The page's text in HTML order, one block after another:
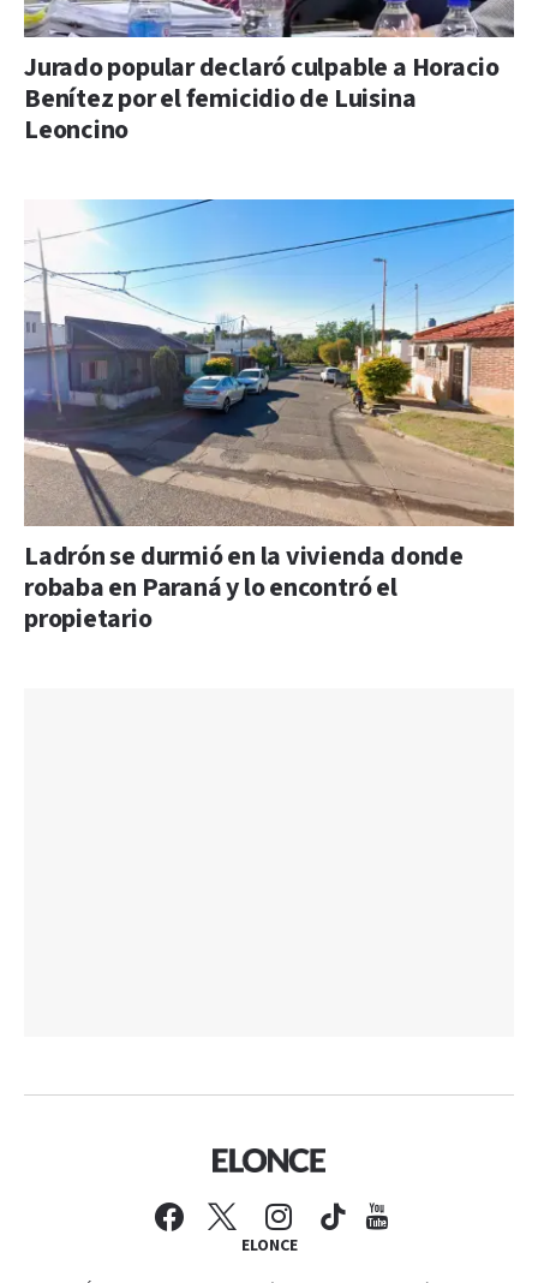
Jurado popular declaró culpable a Horacio
Benítez por el femicidio de Luisina
Leoncino
Ladrón se durmió en la vivienda donde
robaba en Paraná y lo encontró el
propietario
ELONCE